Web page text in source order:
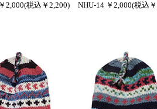
2,000(税込￥2,200) NHU-14 ￥2,000(税込